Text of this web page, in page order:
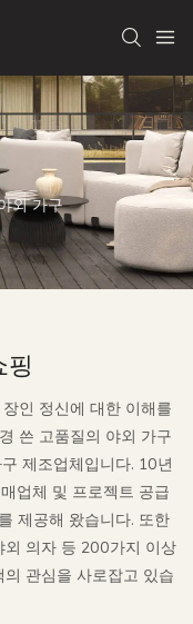
외 가구
핑
인 정신에 대한 이해를
쓴 고품질의 야외 가구
제조업체입니다. 10년
업체 및 프로젝트 공급
제공해 왔습니다. 또한
외 의자 등 200가지 이상
관심을 사로잡고 있습